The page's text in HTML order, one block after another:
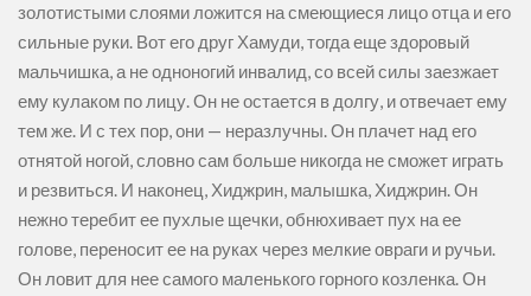
золотистыми слоями ложится на смеющиеся лицо отца и его
сильные руки. Вот его друг Хамуди, тогда еще здоровый
мальчишка, а не одноногий инвалид, со всей силы заезжает
ему кулаком по лицу. Он не остается в долгу, и отвечает ему
тем же. И с тех пор, они — неразлучны. Он плачет над его
отнятой ногой, словно сам больше никогда не сможет играть
и резвиться. И наконец, Хиджрин, малышка, Хиджрин. Он
нежно теребит ее пухлые щечки, обнюхивает пух на ее
голове, переносит ее на руках через мелкие овраги и ручьи.
Он ловит для нее самого маленького горного козленка. Он